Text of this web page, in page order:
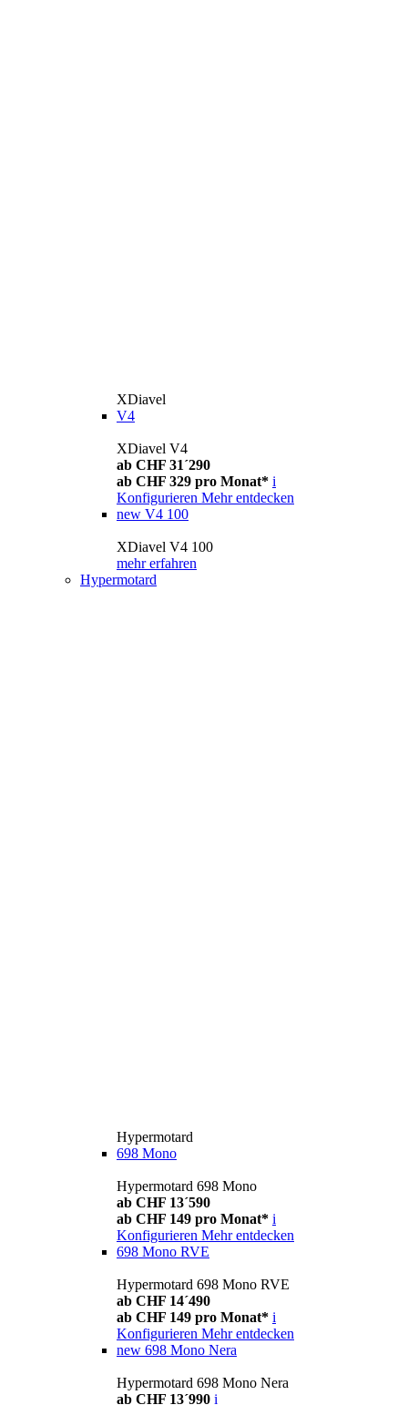
XDiavel
V4
XDiavel V4
ab CHF 31´290
ab CHF 329 pro Monat* i
Konfigurieren Mehr entdecken
new V4 100
XDiavel V4 100
mehr erfahren
Hypermotard
Hypermotard
698 Mono
Hypermotard 698 Mono
ab CHF 13´590
ab CHF 149 pro Monat* i
Konfigurieren Mehr entdecken
698 Mono RVE
Hypermotard 698 Mono RVE
ab CHF 14´490
ab CHF 149 pro Monat* i
Konfigurieren Mehr entdecken
new 698 Mono Nera
Hypermotard 698 Mono Nera
ab CHF 13´990 i